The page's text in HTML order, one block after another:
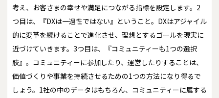
考え、お客さまの幸せや満足につながる指標を設定します。2
つ目は、『DXは一過性ではない』ということ。DXはアジャイル
的に変革を続けることで進化させ、理想とするゴールを現実に
近づけていきます。3つ目は、『コミュニティーも1つの選択
肢』。コミュニティーに参加したり、運営したりすることは、
価値づくりや事業を持続させるための1つの方法になり得るで
しょう。1社の中のデータはもちろん、コミュニティーに属する